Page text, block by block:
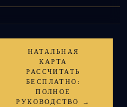
НАТАЛЬНАЯ
КАРТА
РАССЧИТАТЬ
БЕСПЛАТНО:
ПОЛНОЕ
РУКОВОДСТВО →